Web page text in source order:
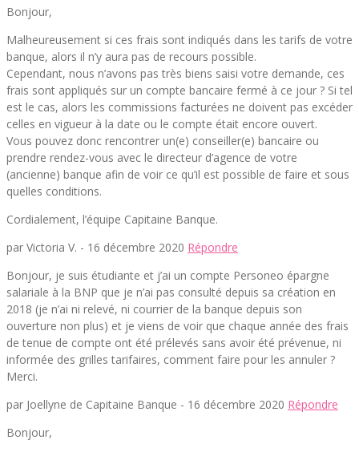
Bonjour,
Malheureusement si ces frais sont indiqués dans les tarifs de votre
banque, alors il n’y aura pas de recours possible.
Cependant, nous n’avons pas très biens saisi votre demande, ces
frais sont appliqués sur un compte bancaire fermé à ce jour ? Si tel
est le cas, alors les commissions facturées ne doivent pas excéder
celles en vigueur à la date ou le compte était encore ouvert.
Vous pouvez donc rencontrer un(e) conseiller(e) bancaire ou
prendre rendez-vous avec le directeur d’agence de votre
(ancienne) banque afin de voir ce qu’il est possible de faire et sous
quelles conditions.
Cordialement, l’équipe Capitaine Banque.
par Victoria V. - 16 décembre 2020 Répondre
Bonjour, je suis étudiante et j’ai un compte Personeo épargne
salariale à la BNP que je n’ai pas consulté depuis sa création en
2018 (je n’ai ni relevé, ni courrier de la banque depuis son
ouverture non plus) et je viens de voir que chaque année des frais
de tenue de compte ont été prélevés sans avoir été prévenue, ni
informée des grilles tarifaires, comment faire pour les annuler ?
Merci.
par Joellyne de Capitaine Banque - 16 décembre 2020 Répondre
Bonjour,